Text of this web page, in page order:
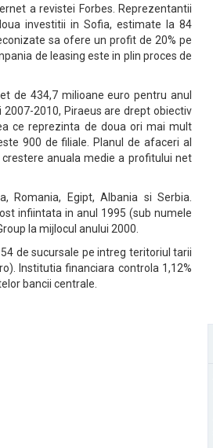
a revistei Forbes. Reprezentantii
investitii in Sofia, estimate la 84
sa ofere un profit de 20% pe
de leasing este in plin proces de
de 434,7 milioane euro pentru anul
2010, Piraeus are drept obiectiv
ce reprezinta de doua ori mai mult
900 de filiale. Planul de afaceri al
anuala medie a profitului net
Romania, Egipt, Albania si Serbia.
infiintata in anul 1995 (sub numele
la mijlocul anului 2000.
de sucursale pe intreg teritoriul tarii
Institutia financiara controla 1,12%
bancii centrale.